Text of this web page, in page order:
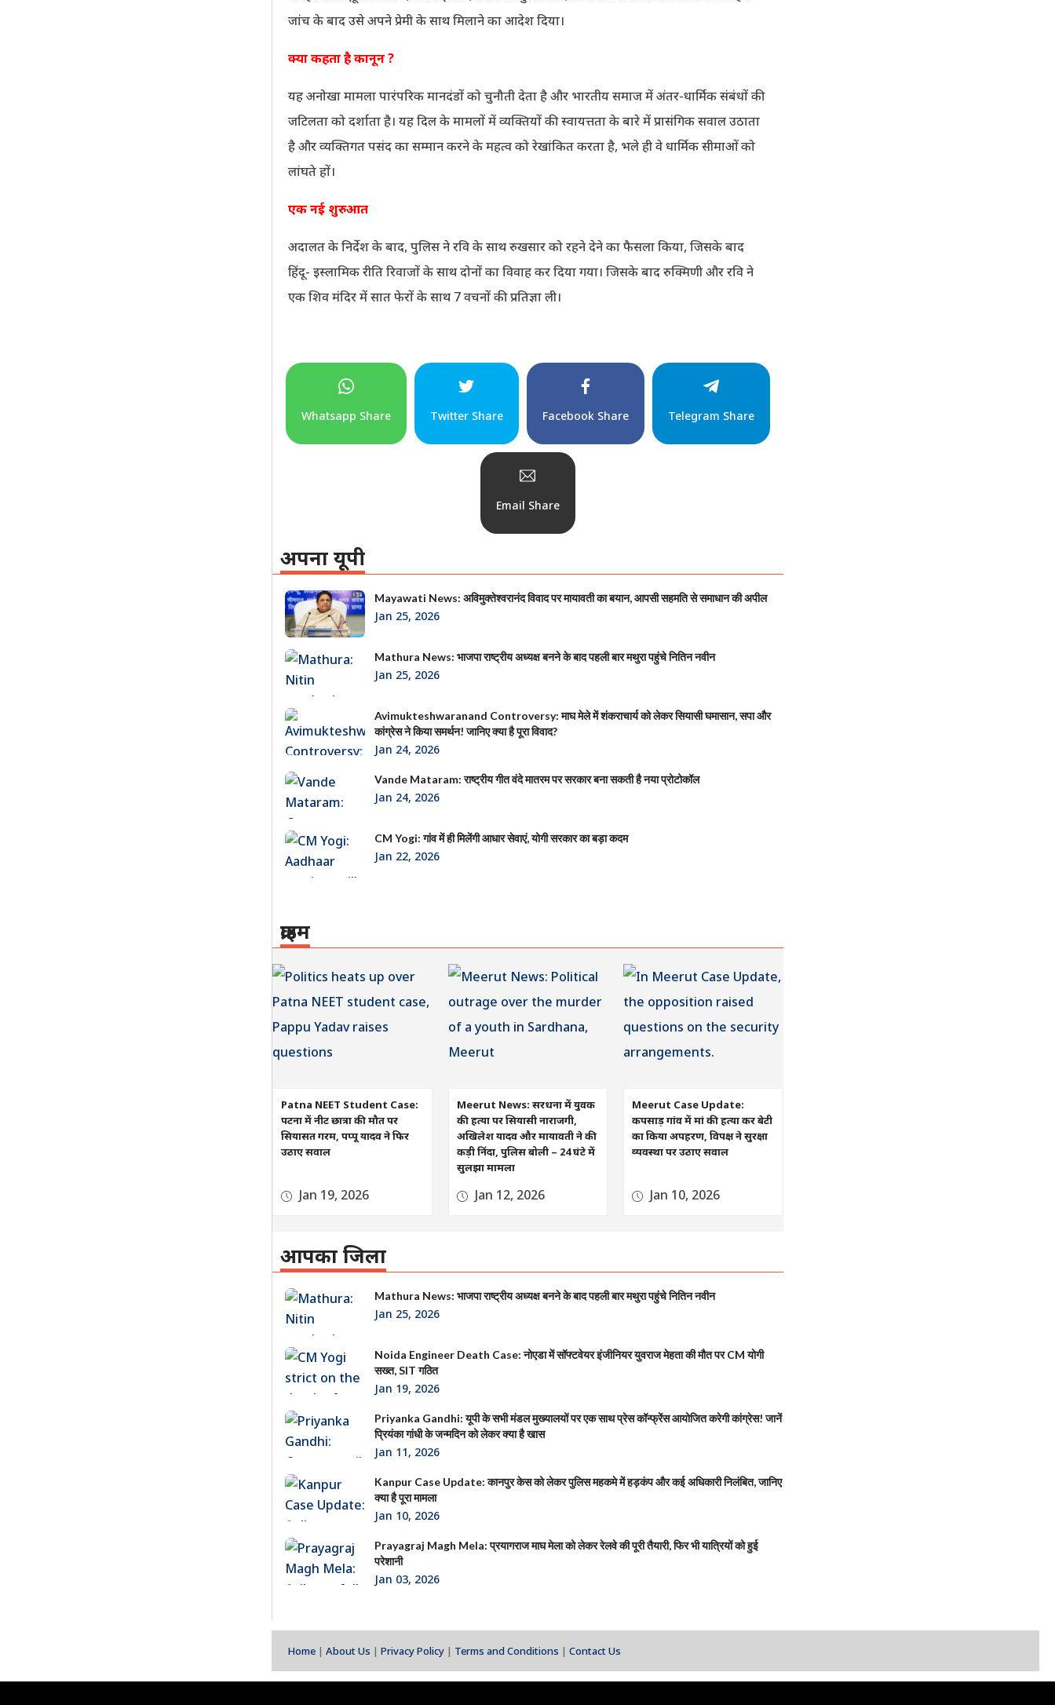
जांच के बाद उसे अपने प्रेमी के साथ मिलाने का आदेश दिया।
क्या कहता है कानून ?
यह अनोखा मामला पारंपरिक मानदंडों को चुनौती देता है और भारतीय समाज में अंतर-धार्मिक संबंधों की
जटिलता को दर्शाता है। यह दिल के मामलों में व्यक्तियों की स्वायत्तता के बारे में प्रासंगिक सवाल उठाता
है और व्यक्तिगत पसंद का सम्मान करने के महत्व को रेखांकित करता है, भले ही वे धार्मिक सीमाओं को
लांघते हों।
एक नई शुरुआत
अदालत के निर्देश के बाद, पुलिस ने रवि के साथ रुखसार को रहने देने का फैसला किया, जिसके बाद
हिंदू- इस्लामिक रीति रिवाजों के साथ दोनों का विवाह कर दिया गया। जिसके बाद रुक्मिणी और रवि ने
एक शिव मंदिर में सात फेरों के साथ 7 वचनों की प्रतिज्ञा ली।
Whatsapp Share Twitter Share Facebook Share Telegram Share
Email Share
अपना यूपी
Mayawati News: अविमुक्तेश्वरानंद विवाद पर मायावती का बयान, आपसी सहमति से समाधान की अपील
Jan 25, 2026
Mathura News: भाजपा राष्ट्रीय अध्यक्ष बनने के बाद पहली बार मथुरा पहुंचे नितिन नवीन
Jan 25, 2026
Avimukteshwaranand Controversy: माघ मेले में शंकराचार्य को लेकर सियासी घमासान, सपा और
कांग्रेस ने किया समर्थन! जानिए क्या है पूरा विवाद?
Jan 24, 2026
Vande Mataram: राष्ट्रीय गीत वंदे मातरम पर सरकार बना सकती है नया प्रोटोकॉल
Jan 24, 2026
CM Yogi: गांव में ही मिलेंगी आधार सेवाएं, योगी सरकार का बड़ा कदम
Jan 22, 2026
क्राइम
Patna NEET Student Case:
पटना में नीट छात्रा की मौत पर
सियासत गरम, पप्पू यादव ने फिर
उठाए सवाल
Jan 19, 2026
Meerut News: सरधना में युवक
की हत्या पर सियासी नाराजगी,
अखिलेश यादव और मायावती ने की
कड़ी निंदा, पुलिस बोली – 24 घंटे में
सुलझा मामला
Jan 12, 2026
Meerut Case Update:
कपसाड़ गांव में मां की हत्या कर बेटी
का किया अपहरण, विपक्ष ने सुरक्षा
व्यवस्था पर उठाए सवाल
Jan 10, 2026
आपका जिला
Mathura News: भाजपा राष्ट्रीय अध्यक्ष बनने के बाद पहली बार मथुरा पहुंचे नितिन नवीन
Jan 25, 2026
Noida Engineer Death Case: नोएडा में सॉफ्टवेयर इंजीनियर युवराज मेहता की मौत पर CM योगी
सख्त, SIT गठित
Jan 19, 2026
Priyanka Gandhi: यूपी के सभी मंडल मुख्यालयों पर एक साथ प्रेस कॉन्फ्रेंस आयोजित करेगी कांग्रेस! जानें
प्रियंका गांधी के जन्मदिन को लेकर क्या है खास
Jan 11, 2026
Kanpur Case Update: कानपुर केस को लेकर पुलिस महकमे में हड़कंप और कई अधिकारी निलंबित, जानिए
क्या है पूरा मामला
Jan 10, 2026
Prayagraj Magh Mela: प्रयागराज माघ मेला को लेकर रेलवे की पूरी तैयारी, फिर भी यात्रियों को हुई
परेशानी
Jan 03, 2026
Home |About Us |Privacy Policy | Terms and Conditions |Contact Us